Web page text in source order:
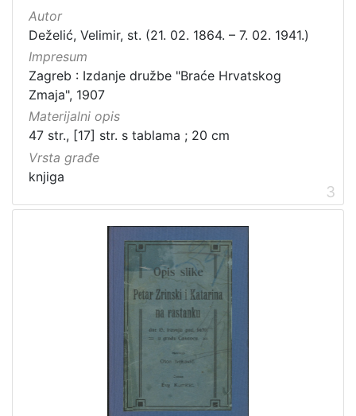
Autor
Deželić, Velimir, st. (21. 02. 1864. – 7. 02. 1941.)
Impresum
Zagreb : Izdanje družbe "Braće Hrvatskog
Zmaja", 1907
Materijalni opis
47 str., [17] str. s tablama ; 20 cm
Vrsta građe
knjiga
3